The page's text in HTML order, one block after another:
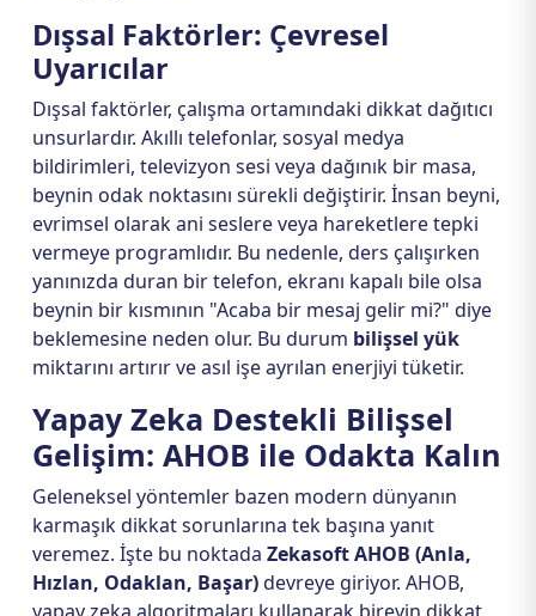
Dışsal Faktörler: Çevresel
Uyarıcılar
Dışsal faktörler, çalışma ortamındaki dikkat dağıtıcı
unsurlardır. Akıllı telefonlar, sosyal medya
bildirimleri, televizyon sesi veya dağınık bir masa,
beynin odak noktasını sürekli değiştirir. İnsan beyni,
evrimsel olarak ani seslere veya hareketlere tepki
vermeye programlıdır. Bu nedenle, ders çalışırken
yanınızda duran bir telefon, ekranı kapalı bile olsa
beynin bir kısmının "Acaba bir mesaj gelir mi?" diye
beklemesine neden olur. Bu durum bilişsel yük
miktarını artırır ve asıl işe ayrılan enerjiyi tüketir.
Yapay Zeka Destekli Bilişsel
Gelişim: AHOB ile Odakta Kalın
Geleneksel yöntemler bazen modern dünyanın
karmaşık dikkat sorunlarına tek başına yanıt
veremez. İşte bu noktada Zekasoft AHOB (Anla,
Hızlan, Odaklan, Başar)devreye giriyor. AHOB,